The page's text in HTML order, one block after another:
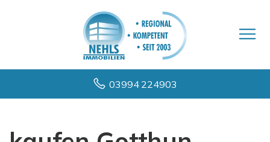
03994 224903